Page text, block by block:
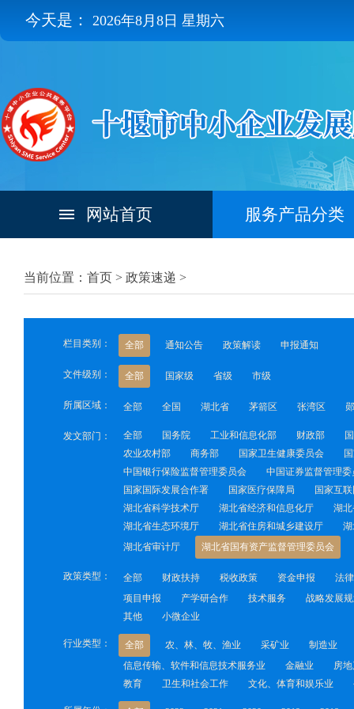
今天是： 2026年8月8日 星期六
网站首页 服务产品分类
当前位置：首页 > 政策速递 >
栏目类别： 全部 通知公告 政策解读 申报通知
文件级别： 全部 国家级 省级 市级
所属区域： 全部 全国 湖北省 茅箭区 张湾区
发文部门： 全部 国务院 工业和信息化部 财政部
农业农村部
商务部 国家卫生健康委员会
中国银行保险监督管理委员会
中国证券监督管理委
国家国际发展合作署
国家医疗保障局
国家互
湖北省科学技术厅
湖北省经济和信息化厅
湖
湖北省生态环境厅
湖北省住房和城乡建设厅
湖北省审计厅
湖北省国有资产监督管理委员会
政策类型： 全部 财政扶持 税收政策 资金申报
法
项目申报
产学研合作 技术服务
战略发展
其他
小微企业
行业类型： 全部 农、林、牧、渔业 采矿业
制造业
信息传输、软件和信息技术服务业
金融业
房
教育
卫生和社会工作 文化、体育和娱乐业